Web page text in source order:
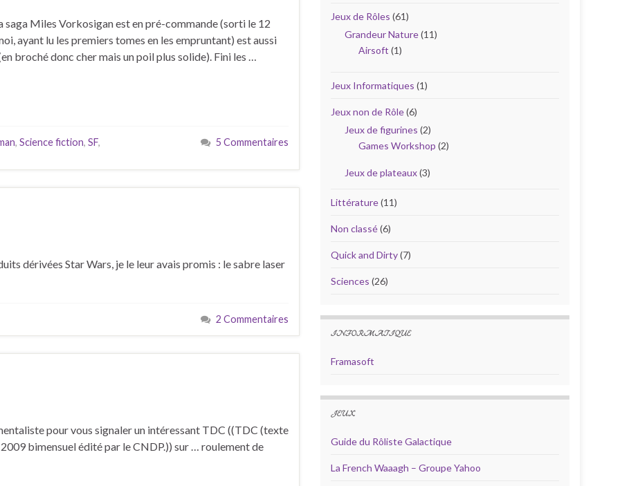
Miles Vorkosigan est en pré-commande (sorti le 12
ayant lu les premiers tomes en les empruntant) est aussi
broché donc cher mais un poil plus solide). Fini les …
, Science fiction, SF,
5 Commentaires
dérivées Star Wars, je le leur avais promis : le sabre laser
2 Commentaires
pour vous signaler un intéressant TDC ((TDC (texte
bimensuel édité par le CNDP.)) sur … roulement de
Jeux de Rôles (61)
Grandeur Nature(11)
Airsoft (1)
Jeux Informatiques (1)
Jeux non de Rôle(6)
Jeux de figurines (2)
Games Workshop (2)
Jeux de plateaux(3)
Littérature(11)
Non classé(6)
Quick and Dirty(7)
Sciences (26)
INFORMATIQUE
Framasoft
JEUX
Guide du Rôliste Galactique
La French Waaagh – Groupe Yahoo